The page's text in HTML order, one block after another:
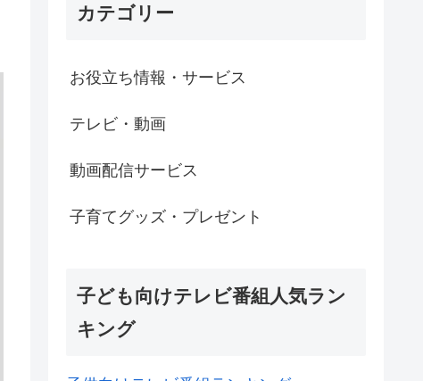
カテゴリー
お役立ち情報・サービス
テレビ・動画
動画配信サービス
子育てグッズ・プレゼント
子ども向けテレビ番組人気ラン
キング